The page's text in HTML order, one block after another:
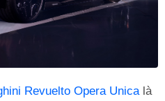
Revuelto Opera Unicalà